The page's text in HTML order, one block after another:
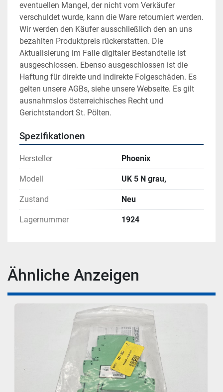
eventuellen Mangel, der nicht vom Verkäufer
verschuldet wurde, kann die Ware retourniert werden.
Wir werden den Käufer ausschließlich den an uns
bezahlten Produktpreis rückerstatten. Die
Aktualisierung im Falle digitaler Bestandteile ist
ausgeschlossen. Ebenso ausgeschlossen ist die
Haftung für direkte und indirekte Folgeschäden. Es
gelten unsere AGBs, siehe unsere Webseite. Es gilt
ausnahmslos österreichisches Recht und
Gerichtstandort St. Pölten.
Spezifikationen
Hersteller Phoenix
Modell UK 5 N grau,
Zustand Neu
Lagernummer 1924
Ähnliche Anzeigen